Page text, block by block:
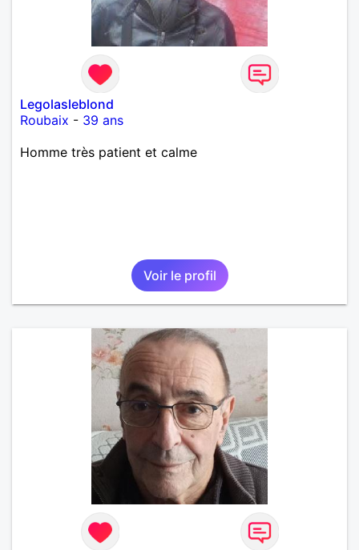
Legolasleblond
Roubaix - 39 ans
Homme très patient et calme
Voir le profil